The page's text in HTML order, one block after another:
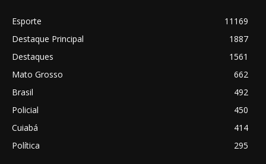
Esporte
11169
Destaque Principal
1887
Destaques
1561
Mato Grosso
662
Brasil
492
Policial
450
Cuiabá
414
Política
295